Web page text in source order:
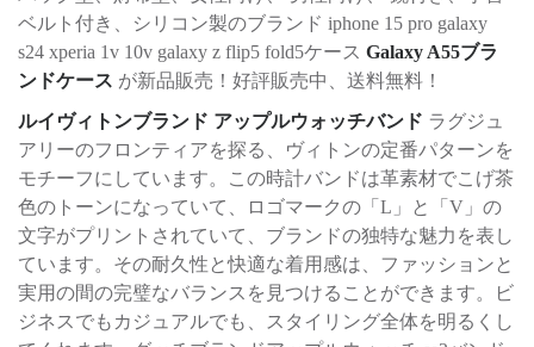
ベルト付き、シリコン製のブランド iphone 15 pro galaxy
s24 xperia 1v 10v galaxy z flip5 fold5ケース Galaxy A55ブラ
ンドケース が新品販売！好評販売中、送料無料！
ルイヴィトンブランド アップルウォッチバンド ラグジュ
アリーのフロンティアを探る、ヴィトンの定番パターンを
モチーフにしています。この時計バンドは革素材でこげ茶
色のトーンになっていて、ロゴマークの「L」と「V」の
文字がプリントされていて、ブランドの独特な魅力を表し
ています。その耐久性と快適な着用感は、ファッションと
実用の間の完璧なバランスを見つけることができます。ビ
ジネスでもカジュアルでも、スタイリング全体を明るくし